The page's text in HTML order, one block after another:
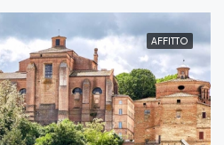
AFFITTO